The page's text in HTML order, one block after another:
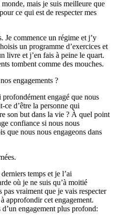
mais je suis meilleure que
ce qui est de respecter mes
Je commence un régime et j’y
un programme d’exercices et
livre et j’en fais à peine le quart.
tombent comme des mouches.
engagements ?
profondément engagé que nous
ce d’être la personne qui
son but dans la vie ? À quel point
confiance si nous nous
que nous nous engageons dans
temps et je l’ai
où je ne suis qu’à moitié
vraiment que je vais respecter
approfondir cet engagement.
engagement plus profond: